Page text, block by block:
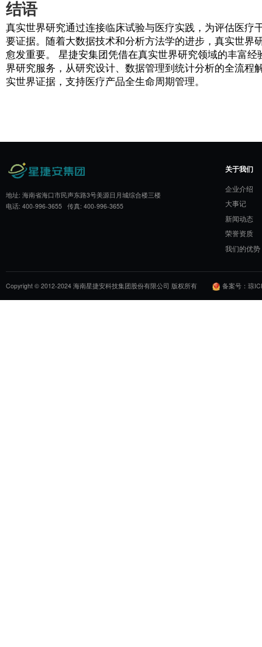
评估数据资源
病登记系统等。
选择研究设计：根据研究问题选择合适的
等。
制定统计分析计划：预先确定分析方法，
法要求高，以及观察性研究固有的偏倚风
尤为重要。
真实世界研究通过连接临床试验与医疗实
要证据。随着大数据技术和分析方法学的
愈发重要。 星捷安集团凭借在真实世界研